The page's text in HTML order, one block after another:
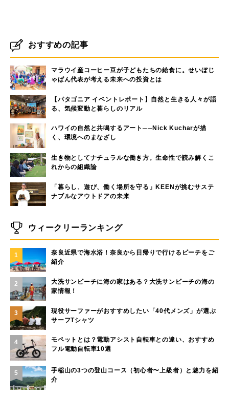
おすすめの記事
マラウイ産コーヒー豆が子どもたちの給食に。せいぼじ
ゃぱん代表が考える未来への投資とは
【パタゴニア イベントレポート】自然と生きる人々が語
る、気候変動と暮らしのリアル
ハワイの自然と共鳴するアート──Nick Kucharが描
く、環境へのまなざし
生き物としてナチュラルな働き方。生命性で読み解くこ
れからの組織論
「暮らし、遊び、働く場所を守る」KEENが挑むサステ
ナブルなアウトドアの未来
ウィークリーランキング
1
奈良近県で海水浴！奈良から日帰りで行けるビーチをご
紹介
2
大洗サンビーチに海の家はある？大洗サンビーチの海の
家情報！
3
現役サーファーがおすすめしたい「40代メンズ」が選ぶ
サーフTシャツ
4
モペットとは？電動アシスト自転車との違い、おすすめ
フル電動自転車10選
5
手稲山の3つの登山コース（初心者〜上級者）と魅力を紹
介